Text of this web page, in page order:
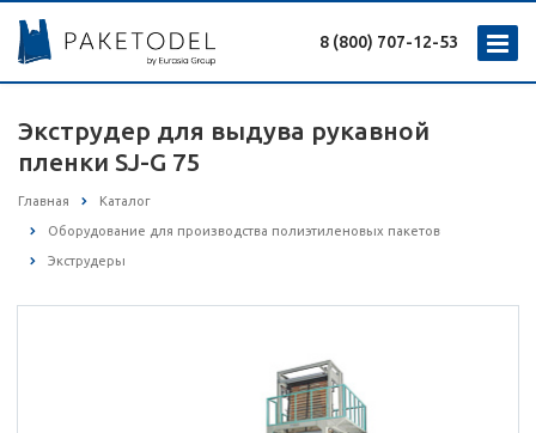
8 (800) 707-12-53
Экструдер для выдува рукавной
пленки SJ-G 75
Главная Каталог
Оборудование для производства полиэтиленовых пакетов
Экструдеры